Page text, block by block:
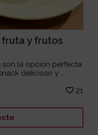
y frutos
son la opción perfecta
delicioso y ...
21